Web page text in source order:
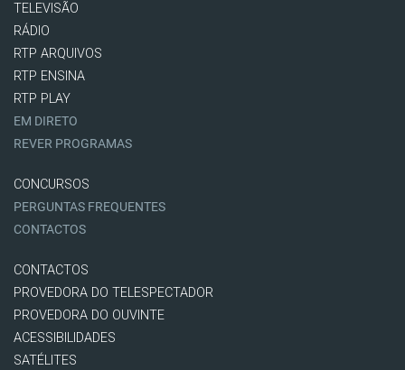
TELEVISÃO
RÁDIO
RTP ARQUIVOS
RTP ENSINA
RTP PLAY
EM DIRETO
REVER PROGRAMAS
CONCURSOS
PERGUNTAS FREQUENTES
CONTACTOS
CONTACTOS
PROVEDORA DO TELESPECTADOR
PROVEDORA DO OUVINTE
ACESSIBILIDADES
SATÉLITES